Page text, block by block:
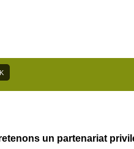
un partenariat